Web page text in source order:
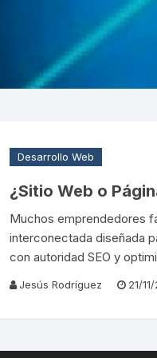
VIRTUALES
ALQUILER DE
EDUCATIVAS
Desarrollo Web
¿Sitio Web o
Muchos emprendedores
interconectada diseñada
con autoridad SEO y
Jesús Rodríguez 21/